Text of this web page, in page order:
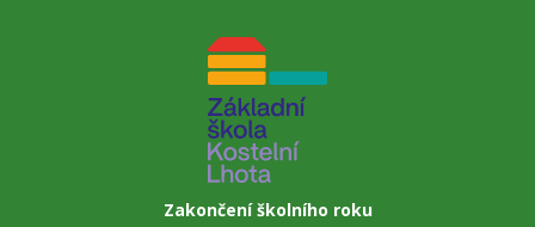
Zakončení školního roku